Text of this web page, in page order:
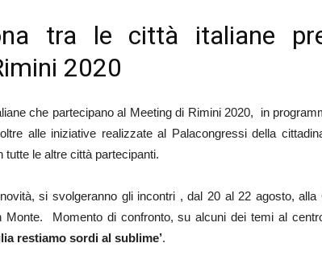
tra le città italiane
2020
che partecipano al Meeting di Rimini 2020, in
alle iniziative realizzate al Palacongressi della
tutte le altre città partecipanti.
si svolgeranno gli incontri , dal 20 al 22 agosto,
Monte. Momento di confronto, su alcuni dei temi al
restiamo sordi al sublime’.